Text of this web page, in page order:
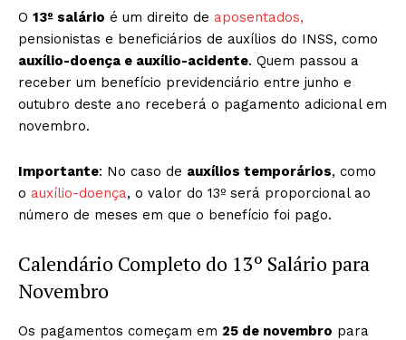
O 13º salário é um direito de aposentados,
pensionistas e beneficiários de auxílios do INSS, como
auxílio-doença e auxílio-acidente. Quem passou a
receber um benefício previdenciário entre junho e
outubro deste ano receberá o pagamento adicional em
novembro.
Importante: No caso de auxílios temporários, como
o auxílio-doença, o valor do 13º será proporcional ao
número de meses em que o benefício foi pago.
Calendário Completo do 13º Salário para
Novembro
Os pagamentos começam em 25 de novembro para